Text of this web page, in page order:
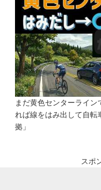
まだ黄色センターライ
れば線をはみ出して自転
拠」
スポ